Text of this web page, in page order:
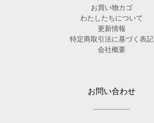
お買い物カゴ
わたしたちについて
更新情報
特定商取引法に基づく表記
会社概要
お問い合わせ